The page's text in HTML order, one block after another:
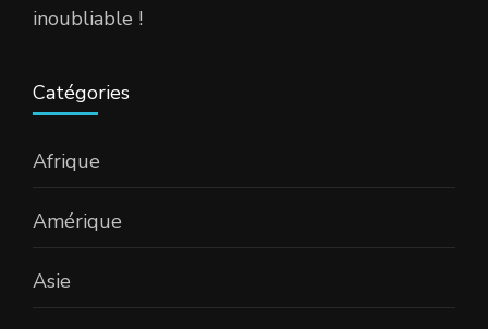
inoubliable !
Catégories
Afrique
Amérique
Asie